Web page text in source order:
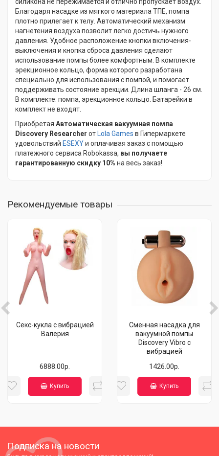
Благодаря насадке из мягкого материала ТПЕ, помпа
плотно прилегает к телу. Автоматический механизм
нагнетения воздуха позволит легко достичь нужного
давления. Удобное расположение кнопки включения-
выключения и кнопка сброса давления сделают
использование помпы более комфортным. В комплекте
эрекционное кольцо, форма которого разработана
специально для использования с помпой, и помогает
поддерживать состояние эрекции. Длина шланга - 26 см.
В комплекте: помпа, эрекционное кольцо. Батарейки в
комплект не входят.
Приобретая Автоматическая вакуумная помпа
Discovery Researcher от Lola Games в Гипермаркете
удовольствий ESEXYи оплачивая заказ с помощью
платежного сервиса Robokassa, вы получаете
гарантированную скидку 10% на весь заказ!
Рекомендуемые товары
Секс-кукла с вибрацией
Валерия
6888.00р.
Купить
Сменная насадка для
вакуумной помпы
Discovery Vibro с
вибрацией
1426.00р.
Купить
Подписка на новости